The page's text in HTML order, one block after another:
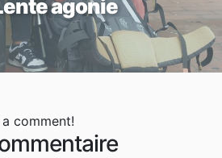
agonie
comment!